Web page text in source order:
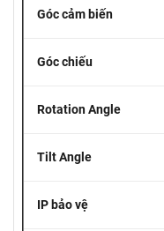
Góc cảm biến
Góc chiếu
Rotation Angle
Tilt Angle
IP bảo vệ